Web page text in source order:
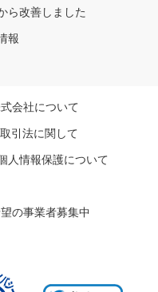
ら改善しました
報
会社について
引法に関して
人情報保護について
の事業者募集中